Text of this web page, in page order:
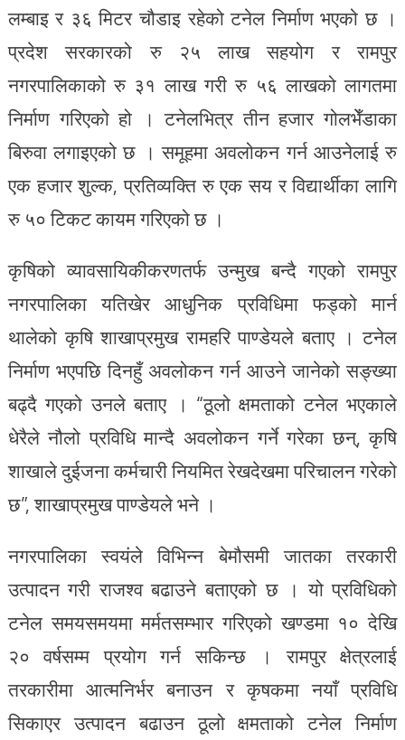
लम्बाइ र ३६ मिटर चौडाइ रहेको टनेल निर्माण भएको छ ।
प्रदेश सरकारको रु २५ लाख सहयोग र रामपुर
नगरपालिकाको रु ३१ लाख गरी रु ५६ लाखको लागतमा
निर्माण गरिएको हो । टनेलभित्र तीन हजार गोलभेँडाका
बिरुवा लगाइएको छ । समूहमा अवलोकन गर्न आउनेलाई रु
एक हजार शुल्क, प्रतिव्यक्ति रु एक सय र विद्यार्थीका लागि
रु ५० टिकट कायम गरिएको छ ।
कृषिको व्यावसायिकीकरणतर्फ उन्मुख बन्दै गएको रामपुर
नगरपालिका यतिखेर आधुनिक प्रविधिमा फड्को मार्न
थालेको कृषि शाखाप्रमुख रामहरि पाण्डेयले बताए । टनेल
निर्माण भएपछि दिनहुँ अवलोकन गर्न आउने जानेको सङ्ख्या
बढ्दै गएको उनले बताए । “ठूलो क्षमताको टनेल भएकाले
धेरैले नौलो प्रविधि मान्दै अवलोकन गर्ने गरेका छन्, कृषि
शाखाले दुईजना कर्मचारी नियमित रेखदेखमा परिचालन गरेको
छ”, शाखाप्रमुख पाण्डेयले भने ।
नगरपालिका स्वयंले विभिन्न बेमौसमी जातका तरकारी
उत्पादन गरी राजश्व बढाउने बताएको छ । यो प्रविधिको
टनेल समयसमयमा मर्मतसम्भार गरिएको खण्डमा १० देखि
२० वर्षसम्म प्रयोग गर्न सकिन्छ । रामपुर क्षेत्रलाई
तरकारीमा आत्मनिर्भर बनाउन र कृषकमा नयाँ प्रविधि
सिकाएर उत्पादन बढाउन ठूलो क्षमताको टनेल निर्माण